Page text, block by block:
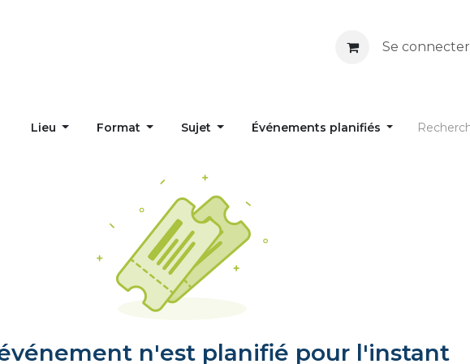
Se connecter
Lieu Format Sujet Événements planifiés
n'est planifié pour l'instant